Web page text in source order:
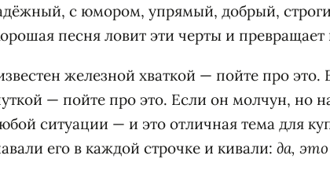
с юмором, упрямый, добрый,
песня ловит эти черты и превращает
железной хваткой — пойте про это.
— пойте про это. Если он молчун, но
ситуации — и это отличная тема для
его в каждой строчке и кивали: да,